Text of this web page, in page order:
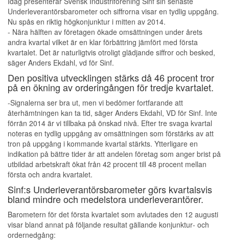
Underleverantörsbarometer och siffrorna visar en tydlig uppgång.
Nu spås en riktig högkonjunktur i mitten av 2014.
‐ Nära hälften av företagen ökade omsättningen under årets
andra kvartal vilket är en klar förbättring jämfört med första
kvartalet. Det är naturligtvis otroligt glädjande siffror och besked,
säger Anders Ekdahl, vd för Sinf.
Den positiva utvecklingen stärks då 46 procent tror
på en ökning av orderingången för tredje kvartalet.
‐Signalerna ser bra ut, men vi bedömer fortfarande att
återhämtningen kan ta tid, säger Anders Ekdahl, VD för Sinf. Inte
förrän 2014 är vi tillbaka på önskad nivå. Efter tre svaga kvartal
noteras en tydlig uppgång av omsättningen som förstärks av att
tron på uppgång i kommande kvartal stärkts. Ytterligare en
indikation på bättre tider är att andelen företag som anger brist på
utbildad arbetskraft ökat från 42 procent till 48 procent mellan
första och andra kvartalet.
Sinf:s Underleverantörsbarometer görs kvartalsvis
bland mindre och medelstora underleverantörer.
Barometern för det första kvartalet som avlutades den 12 augusti
visar bland annat på följande resultat gällande konjunktur‐ och
ordernedgång: